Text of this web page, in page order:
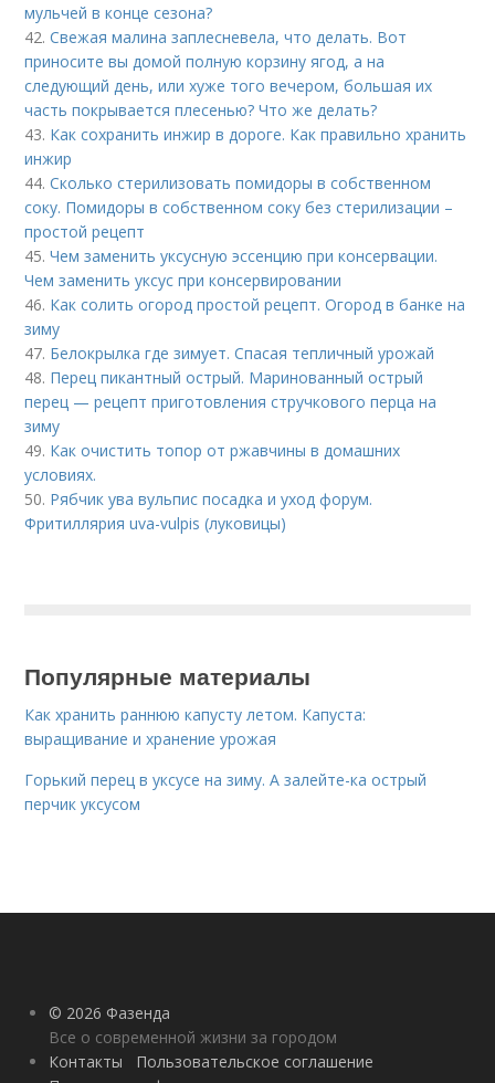
мульчей в конце сезона?
42.Свежая малина заплесневела, что делать. Вот
приносите вы домой полную корзину ягод, а на
следующий день, или хуже того вечером, большая их
часть покрывается плесенью? Что же делать?
43. Как сохранить инжир в дороге. Как правильно хранить
инжир
44.Сколько стерилизовать помидоры в собственном
соку. Помидоры в собственном соку без стерилизации –
простой рецепт
45.Чем заменить уксусную эссенцию при консервации.
Чем заменить уксус при консервировании
46. Как солить огород простой рецепт. Огород в банке на
зиму
47. Белокрылка где зимует. Спасая тепличный урожай
48. Перец пикантный острый. Маринованный острый
перец — рецепт приготовления стручкового перца на
зиму
49. Как очистить топор от ржавчины в домашних
условиях.
50. Рябчик ува вульпис посадка и уход форум.
Фритиллярия uva-vulpis (луковицы)
Популярные материалы
Как хранить раннюю капусту летом. Капуста:
выращивание и хранение урожая
Горький перец в уксусе на зиму. А залейте-ка острый
перчик уксусом
© 2026 Фазенда
Все о современной жизни за городом
Контакты
Пользовательское соглашение